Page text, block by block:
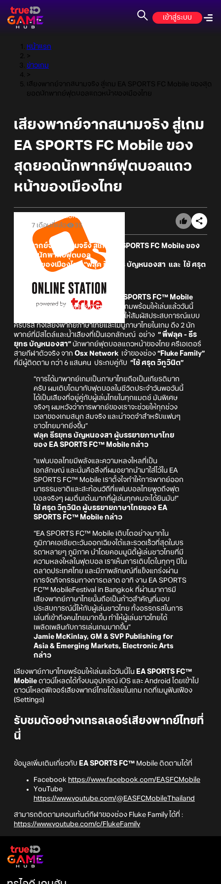
เข้าสู่ระบบ
หน้าแรก
>
ข่าวเกม
>
เสียงพากย์จากสนามจริง สู่เกม EA SPORTS FC Mobile ของสุด
ยอดนักพากย์ฟุตบอลแถวหน้าของเมืองไทย
เสียงพากย์จากสนามจริง สู่เกม
EA SPORTS FC Mobile ของ
สุดยอดนักพากย์ฟุตบอลแถว
หน้าของเมืองไทย
Online Station
7 เดือนที่แล้ว
35
เสียงพากย์จากสนามจริง สู่เกม EA SPORTS FC Mobile ของ
สุดยอดนักพากย์ฟุตบอล
แถวหน้าของเมืองไทย “ฟลุค ธีรยุทธ บัญหนองสา และ ไช้ ศรุต
ถือเป็นครั้งแรกและก้าวสำคัญเมื่อ
EA SPORTS FC™ Mobile
ประกาศอัพเดทเสียงพากย์ภาษาไทยในเกมพร้อมให้เล่นแล้ววันนี้
เอาใจคอเกมฟุตบอลชาวไทยแบบสุดๆ ให้สัมผัสประสบการณ์แบบ
ครบรส ทั้งเสียงพากย์ภาษาไทยและเมนูภาษาไทยในเกม ดึง 2 นัก
พากย์ที่มีสไตล์และน้ำเสียงที่เป็นเอกลักษณ์ อย่าง “ พี่ฟลุค - ธีร
ยุทธ บัญหนองสา” นักพากย์ฟุตบอลแถวหน้าของไทย ครีเอเตอร์
สายกีฬาตัวจริง จาก Osx Network เจ้าของช่อง “Fluke Family”
ที่มีผู้ติดตาม กว่า 6 แสนคน ประกบคู่กับ “ไช้ ศรุต วิทูวินิต”
“การได้มาพากย์เกมเป็นภาษาไทยถือเป็นเกียรติมาก
ครับ ผมเติบโตมากับฟุตบอลในชีวิตประจำวันพอวันนี้
ได้เป็นเสียงที่อยู่คู่กับผู้เล่นไทยในทุกแมตช์ มันพิเศษ
จริงๆ ผมหวังว่าการพากย์ของเราจะช่วยให้ทุกช่วง
เวลาของเกมสนุก สมจริง และน่าจดจำสำหรับแฟนๆ
ชาวไทยมากยิ่งขึ้น”
ฟลุค ธีรยุทธ บัญหนองสา ผู้บรรยายภาษาไทย
ของ EA SPORTS FC™ Mobile กล่าว
“แฟนบอลไทยมีพลังและความหลงใหลที่เป็น
เอกลักษณ์ และนั่นคือสิ่งที่ผมอยากนำมาใส่ไว้ใน EA
SPORTS FC™ Mobile เราตั้งใจทำให้การพากย์ออก
มาธรรมชาติและสะท้อนวิถีที่แฟนบอลไทยพูดถึงฟุต
บอลจริงๆ ผมตื่นเต้นมากที่ผู้เล่นทุกคนจะได้ยินมัน!”
ไช้ ศรุต วิทูวินิต ผู้บรรยายภาษาไทยของ EA
SPORTS FC™ Mobile กล่าว
“EA SPORTS FC™ Mobile เติบโตอย่างมากใน
ภูมิภาคเอเชียตะวันออกเฉียงใต้และรวดเร็วที่สุดในบร
รดาหลายๆ ภูมิภาค นำโดยคอมมูนิตี้ผู้เล่นชาวไทยที่มี
ความหลงใหลในฟุตบอล เราเห็นการเติบโตในทุกๆ ปีใน
ตลาดประเทศไทย และมีภาพลักษณ์ที่แข็งแกร่งผ่าน
การจัดกิจกรรมทางการตลาด อาทิ งาน EA SPORTS
FC™ MobileFestival in Bangkok ที่ผ่านมาการมี
เสียงพากย์ภาษาไทยนั้นถือเป็นก้าวสำคัญที่มอบ
ประสบการณ์นี้ให้กับผู้เล่นชาวไทย ทั้งอรรถรสในการ
เล่นที่เข้าถึงคนไทยมากขึ้น ทำให้ผู้เล่นชาวไทยได้
เพลิดเพลินกับการเล่นเกมมากขึ้น”
Jamie McKinlay, GM & SVP Publishing for
Asia & Emerging Markets, Electronic Arts
กล่าว
เสียงพาย์ภาษาไทยพร้อมให้เล่นแล้ววันนี้ใน EA SPORTS FC™
Mobile ดาวน์โหลดได้ทั้งบนอุปกรณ์ iOS และ Android โดยเข้าไป
ดาวน์โหลดฟีเจอร์เสียงพากย์ไทยได้เลยในเกม กดที่เมนูฟันเฟือง
(Settings)
รับชมตัวอย่างเทรลเลอร์เสียงพากย์ไทยที่
นี่
ข้อมูลเพิ่มเติมเกี่ยวกับ EA SPORTS FC™ Mobile ติดตามได้ที่
Facebook https://www.facebook.com/EASFCMobile
YouTube
https://www.youtube.com/@EASFCMobileThailand
สามารถติดตามคอนเท้นต์กีฬาของช่อง Fluke Family ได้ที่ :
https://www.youtube.com/c/FlukeFamily